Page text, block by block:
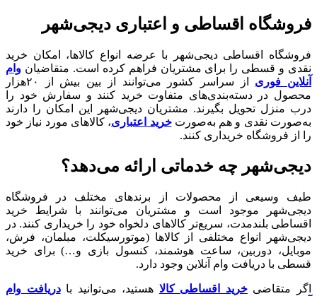
فروشگاه اقساطی و اعتباری دیجی‌شهر
فروشگاه اقساطی دیجی‌شهر با عرضه انواع کالا‌ها، امکان خرید
نقدی و قسطی را برای مشتریان فراهم کرده است. متقاضیان وام
آنلاین فوری
از سراسر کشور می‌توانند از بین بیش از ۲۰هزار
محصول در دسته‌بندی‌های متفاوت خرید کنند و سفارش خود را
درب منزل تحویل بگیرند. مشتریان دیجی‌شهر این امکان را دارند
به‌صورت نقدی و هم به‌صورت خرید اعتباری، کالاهای مورد نیاز خود
را از فروشگاه خریداری کنند.
دیجی‌شهر چه خدماتی ارائه می‌دهد؟
طیف وسیعی از محصولات از برندهای مختلف در فروشگاه
دیجی‌شهر موجود است و مشتریان می‌توانند با شرایط خرید
اقساطی بلندمدت، سریع‌تر کالاهای دلخواه خود را خریداری کنند. در
دیجی‌شهر انواع مختلفی از کالاها (موتورسیکلت، مبلمان، فرش،
موبایل، دوربین، ساعت هوشمند، کنسول بازی و…) برای خرید
قسطی با دریافت وام آنلاین وجود دارد.
اگر متقاضیخرید اقساطی کالا هستید، می‌توانید بادریافت وام